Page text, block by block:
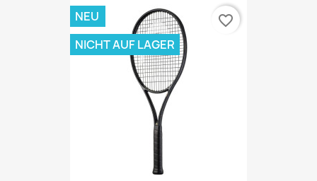
NEU
NICHT AUF LAGER
favorite_border